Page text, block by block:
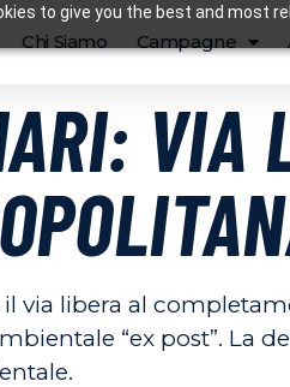
to give you the best and most
Chi Siamo Campagne
VIA
il via libera al
“ex post”. La